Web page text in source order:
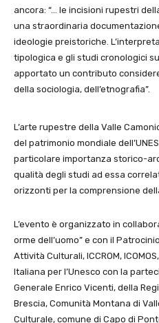
ancora: “… le incisioni rupestri
una straordinaria
ideologie preistoriche.
tipologica e gli studi cronologici
apportato un contributo
della sociologia, dell’etnografia”.
L’arte rupestre della Valle
del patrimonio mondiale
particolare importanza storico-
qualità degli studi ad essa
orizzonti per la comprensione
L’evento è organizzato in
orme dell’uomo” e con il
Attività Culturali, ICCROM,
Italiana per l’Unesco con la
Generale Enrico Vicenti, della
Brescia, Comunità Montana di
Culturale, comune di Capo di